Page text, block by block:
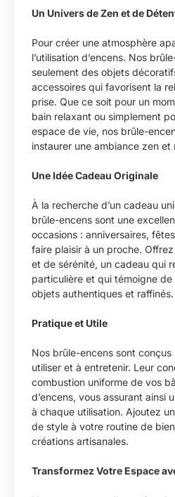
Un Univers de Zen et de
Pour créer une atmosphère
l’utilisation d’encens. Nos
seulement des objets
accessoires qui favorisent la
prise. Que ce soit pour un
bain relaxant ou simplement
espace de vie, nos brûle-
instaurer une ambiance zen et
Une Idée Cadeau Originale
À la recherche d’un cadeau
brûle-encens sont une
occasions : anniversaires,
faire plaisir à un proche.
et de sérénité, un cadeau qui
particulière et qui témoigne
objets authentiques et raffinés.
Pratique et Utile
Nos brûle-encens sont
utiliser et à entretenir. Leur
combustion uniforme de vos
d’encens, vous assurant ainsi
à chaque utilisation. Ajoutez
de style à votre routine de
créations artisanales.
Transformez Votre Espace